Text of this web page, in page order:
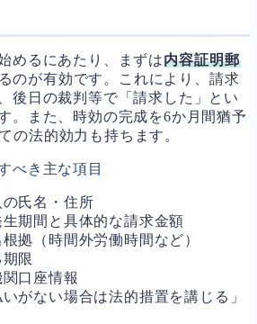
めるにあたり、まずは内容証明郵
のが有効です。これにより、請求
後日の裁判等で「請求した」とい
。また、時効の完成を6か月間猶予
の法的効力も持ちます。
べき主な項目
氏名・住所
期間と具体的な請求金額
拠（時間外労働時間など）
限
口座情報
いがない場合は法的措置を講じる」